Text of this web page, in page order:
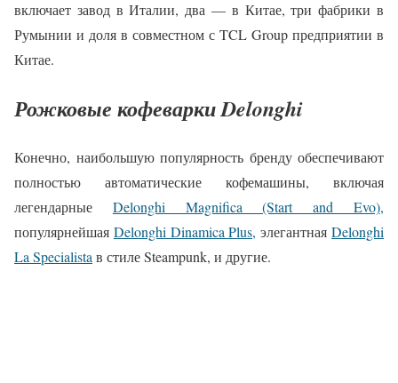
включает завод в Италии, два — в Китае, три фабрики в
Румынии и доля в совместном с TCL Group предприятии в
Китае.
Рожковые кофеварки Delonghi
Конечно, наибольшую популярность бренду обеспечивают
полностью автоматические кофемашины, включая
легендарные Delonghi Magnifica (Start and Evo),
популярнейшая Delonghi Dinamica Plus, элегантнаяDelonghi
La Specialista в стиле Steampunk, и другие.